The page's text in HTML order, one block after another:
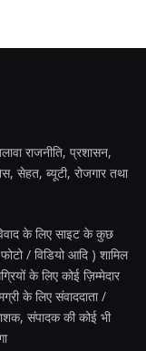
राजनीति, प्रशासन,
सेहत, ब्यूटी, रोजगार तथा
के लिए साइट के कुछ
/ विडियो आदि ) शामिल
के लिए कोई ज़िम्मेदार
के लिए संवाददाता /
संपादक की कोई भी